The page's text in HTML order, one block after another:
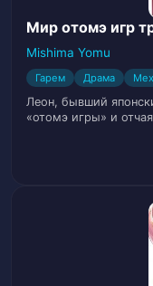
16
Глава 15.
Особняк
Глава 16.
Глава 18.
Мир отомэ игр
Mishima Yomu
Гарем Драма
Леон, бывший
«отомэ игры» и